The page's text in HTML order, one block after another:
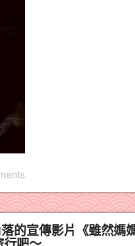
的宣傳影片《雖然
行吧～